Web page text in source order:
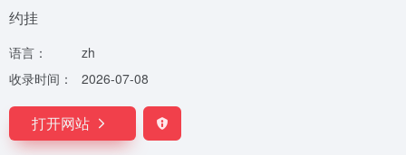
约挂
语言：
zh
收录时间：
2026-07-08
打开网站